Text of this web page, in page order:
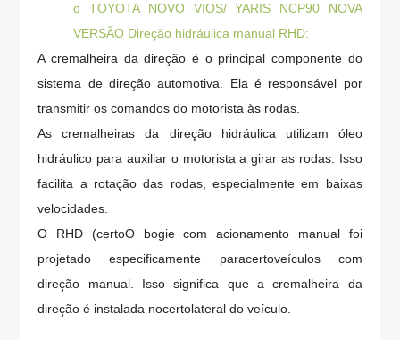
oTOYOTA NOVO VIOS/ YARIS NCP90 NOVA
VERSÃO Direção hidráulica manual RHD:
A cremalheira da direção é o principal componente do
sistema de direção automotiva. Ela é responsável por
transmitir os comandos do motorista às rodas.
As cremalheiras da direção hidráulica utilizam óleo
hidráulico para auxiliar o motorista a girar as rodas. Isso
facilita a rotação das rodas, especialmente em baixas
velocidades.
O RHD (certoO bogie com acionamento manual foi
projetado especificamente paracertoveículos com
direção manual. Isso significa que a cremalheira da
direção é instalada nocertolateral do veículo.